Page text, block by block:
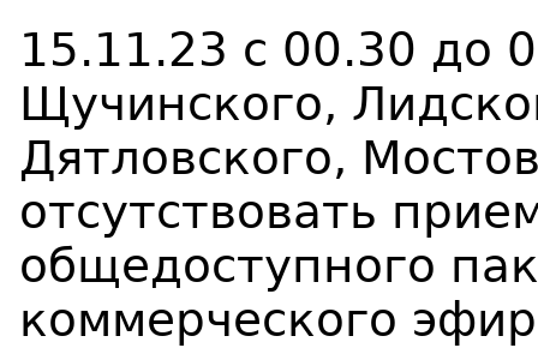
15.11.23 с 00.30 до
Щучинского,
Дятловского,
отсутствовать
общедоступного
коммерческого